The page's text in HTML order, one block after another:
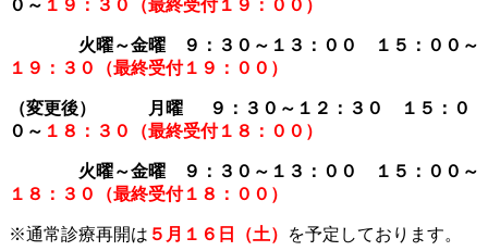
０～ １９：３０（最終受付１９：００）
火曜～金曜 ９：３０～１３：００ １５：００～
１９：３０（最終受付１９：００）
（変更後） 月曜 ９：３０～１２：３０ １５：０
０～ １８：３０（最終受付１８：００）
火曜～金曜 ９：３０～１３：００ １５：００～
１８：３０（最終受付１８：００）
※通常診療再開は ５月１６日（土） を予定しております。